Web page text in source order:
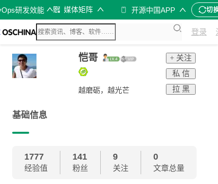
研发效能 媒体矩阵 开源中国APP 切
登录
恺哥
越磨砺，越光芒
+ 关注
私 信
拉 黑
基础信息
1777
经验值
141
粉丝
9
关注
0
文章总量